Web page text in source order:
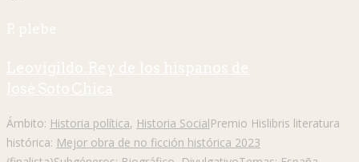
P. plebe
Leovigildo. Rey de los hispanos de
José Soto Chica
Ámbito: Historia política, Historia SocialPremio Hislibris literatura
histórica: Mejor obra de no ficción histórica 2023